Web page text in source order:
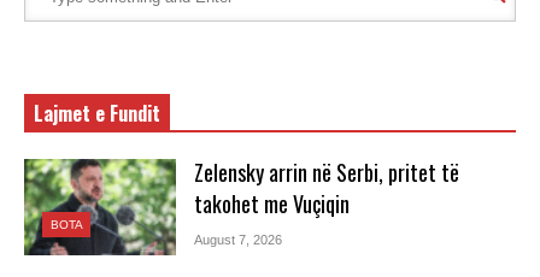
Lajmet e Fundit
BOTA
Zelensky arrin në Serbi, pritet të
takohet me Vuçiqin
August 7, 2026